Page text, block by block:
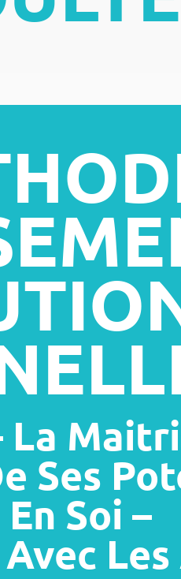
La
Ses
Soi –